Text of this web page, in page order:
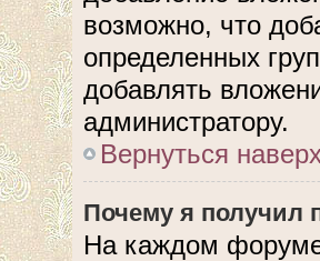
возможно, что
определенных
добавлять
администратору.
Вернуться
Почему я получил
На каждом